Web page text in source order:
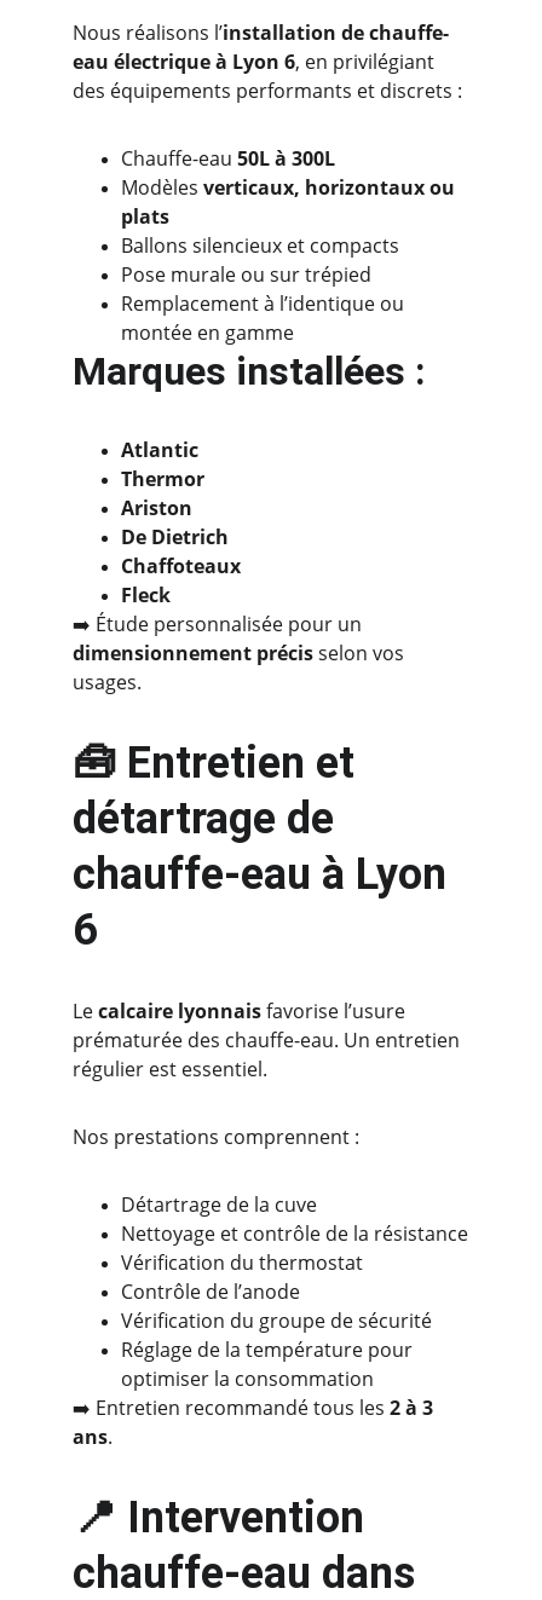
Nous réalisons l’installation de chauffe-
eau électrique à Lyon 6, en privilégiant
des équipements performants et discrets :
Chauffe-eau 50L à 300L
Modèles verticaux, horizontaux ou
plats
Ballons silencieux et compacts
Pose murale ou sur trépied
Remplacement à l’identique ou
montée en gamme
Marques installées :
Atlantic
Thermor
Ariston
De Dietrich
Chaffoteaux
Fleck
➡️ Étude personnalisée pour un
dimensionnement précis selon vos
usages.
🧰 Entretien et
détartrage de
chauffe-eau à Lyon
6
Le calcaire lyonnais favorise l’usure
prématurée des chauffe-eau. Un entretien
régulier est essentiel.
Nos prestations comprennent :
Détartrage de la cuve
Nettoyage et contrôle de la résistance
Vérification du thermostat
Contrôle de l’anode
Vérification du groupe de sécurité
Réglage de la température pour
optimiser la consommation
➡️ Entretien recommandé tous les 2 à 3
ans.
📍 Intervention
chauffe-eau dans